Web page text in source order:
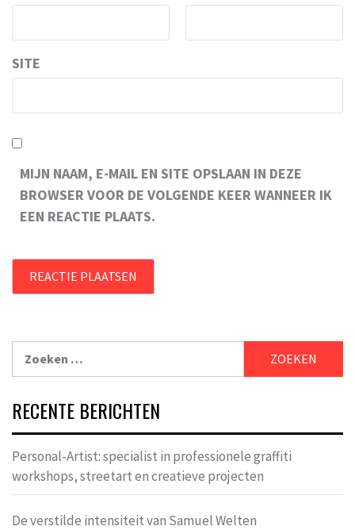
SITE
MIJN NAAM, E-MAIL EN SITE OPSLAAN IN DEZE
BROWSER VOOR DE VOLGENDE KEER WANNEER IK
EEN REACTIE PLAATS.
naar:
RECENTE BERICHTEN
Personal-Artist: specialist in professionele graffiti
workshops, streetart en creatieve projecten
De verstilde intensiteit van Samuel Welten